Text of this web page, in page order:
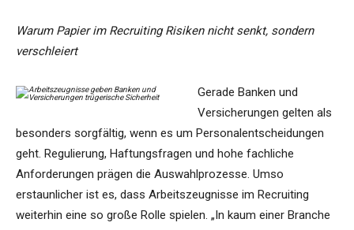
Warum Papier im Recruiting Risiken nicht senkt, sondern
verschleiert
Gerade Banken und
Versicherungen gelten als
besonders sorgfältig, wenn es um Personalentscheidungen
geht. Regulierung, Haftungsfragen und hohe fachliche
Anforderungen prägen die Auswahlprozesse. Umso
erstaunlicher ist es, dass Arbeitszeugnisse im Recruiting
weiterhin eine so große Rolle spielen. „In kaum einer Branche